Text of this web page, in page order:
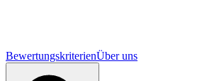
BewertungskriterienÜber uns